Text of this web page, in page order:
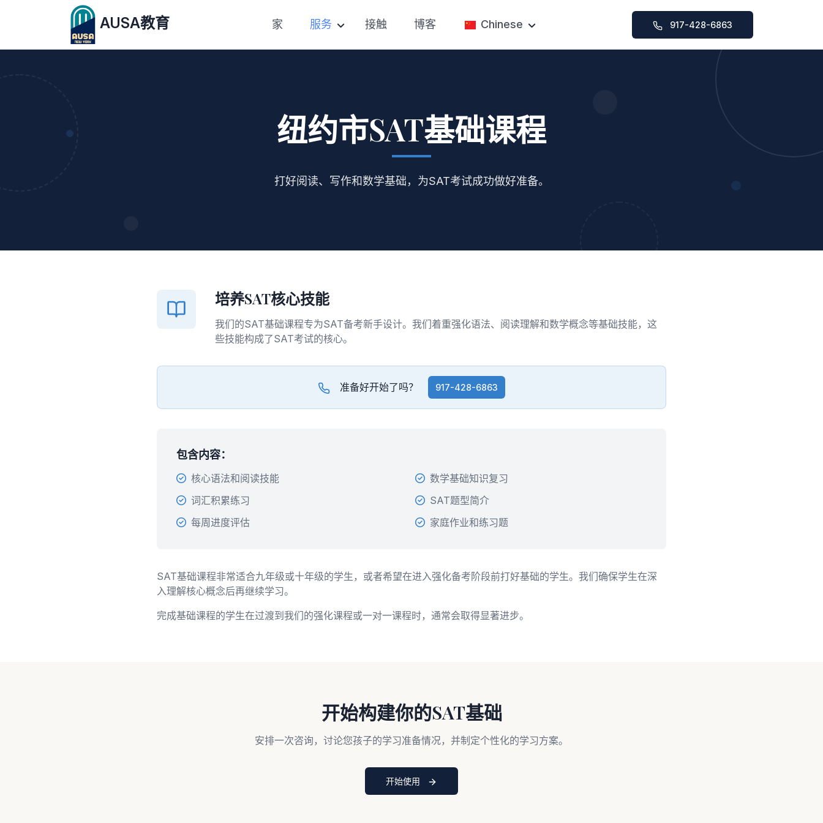
AUSA教育 家 服务
SAT基础课程
大学入学咨询
私人辅导
接触 博客 Chinese 917-428-6863
纽约市SAT基础课程
打好阅读、写作和数学基础，为SAT考试成功做好准备。
培养SAT核心技能
我们的SAT基础课程专为SAT备考新手设计。我们着重强化语法、阅读理解和数学概念等基础技能，这
些技能构成了SAT考试的核心。
准备好开始了吗？ 917-428-6863
包含内容：
核心语法和阅读技能
数学基础知识复习
词汇积累练习
SAT题型简介
每周进度评估
家庭作业和练习题
SAT基础课程非常适合九年级或十年级的学生，或者希望在进入强化备考阶段前打好基础的学生。我们确保学生在深
入理解核心概念后再继续学习。
完成基础课程的学生在过渡到我们的强化课程或一对一课程时，通常会取得显著进步。
开始构建你的SAT基础
安排一次咨询，讨论您孩子的学习准备情况，并制定个性化的学习方案。
开始使用